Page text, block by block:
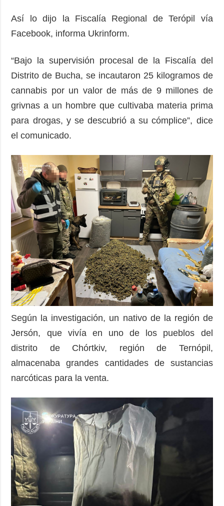
Así lo dijo la Fiscalía Regional de Terópil vía
Facebook, informa Ukrinform.
“Bajo la supervisión procesal de la Fiscalía del
Distrito de Bucha, se incautaron 25 kilogramos de
cannabis por un valor de más de 9 millones de
grivnas a un hombre que cultivaba materia prima
para drogas, y se descubrió a su cómplice”, dice
el comunicado.
Según la investigación, un nativo de la región de
Jersón, que vivía en uno de los pueblos del
distrito de Chórtkiv, región de Ternópil,
almacenaba grandes cantidades de sustancias
narcóticas para la venta.